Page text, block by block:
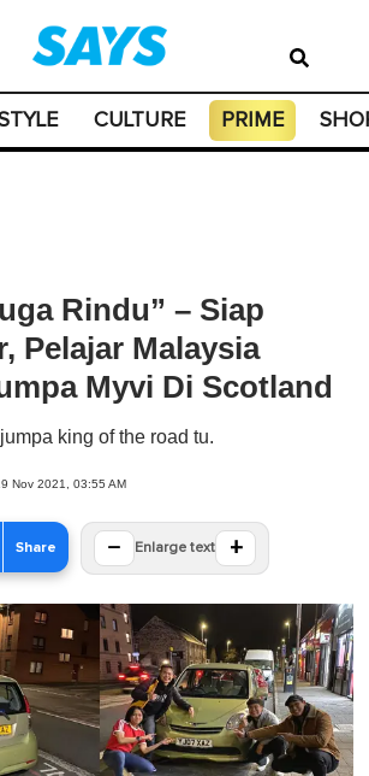
CULTURE PRIME
Rindu” – Siap
Pelajar Malaysia
Myvi Di Scotland
king of the road tu.
Nov 2021, 03:55 AM
Share − Enlarge text +